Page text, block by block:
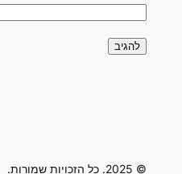
© 2025. כל הזכויות שמורות.